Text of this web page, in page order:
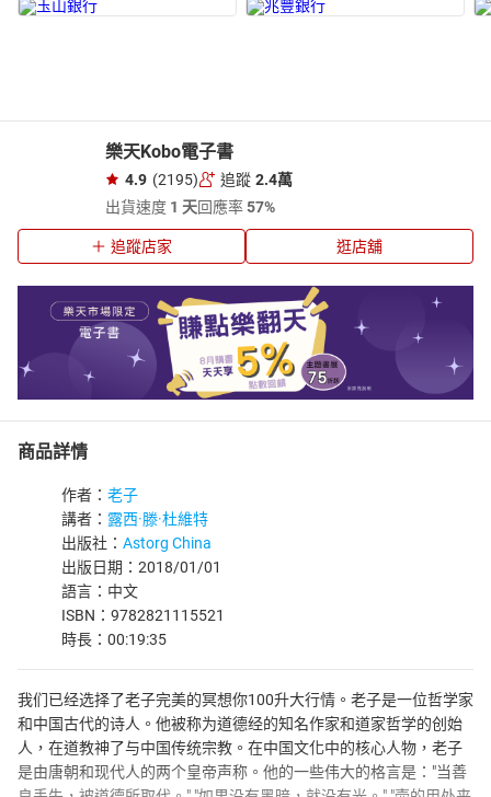
樂天Kobo電子書
4.9 (2195) 追蹤 2.4萬
出貨速度 1 天回應率57%
追蹤店家 逛店舖
商品詳情
作者： 老子
講者： 露西·滕·杜維特
出版社： Astorg China
出版日期：2018/01/01
語言：中文
ISBN：9782821115521
時長：00:19:35
我们已经选择了老子完美的冥想你100升大行情。老子是一位哲学家
和中国古代的诗人。他被称为道德经的知名作家和道家哲学的创始
人，在道教神了与中国传统宗教。在中国文化中的核心人物，老子
是由唐朝和现代人的两个皇帝声称。他的一些伟大的格言是："当善